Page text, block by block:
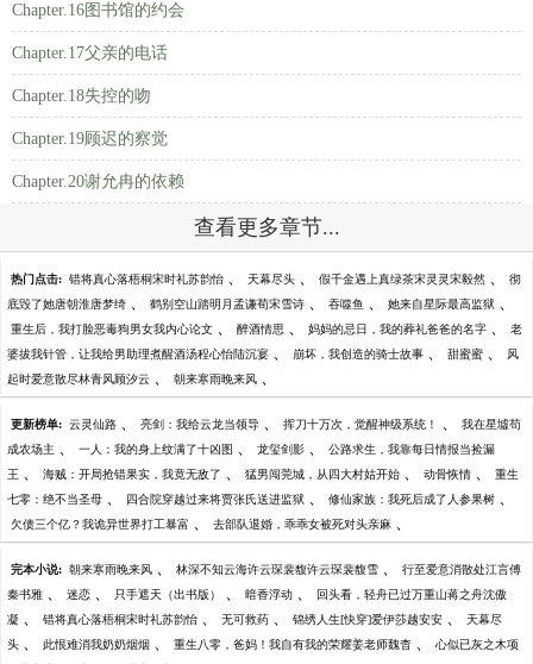
Chapter.16图书馆的约会
Chapter.17父亲的电话
Chapter.18失控的吻
Chapter.19顾迟的察觉
Chapter.20谢允冉的依赖
查看更多章节...
热门点击: 错将真心落梧桐宋时礼苏韵怡 、 天幕尽头 、 假千金遇上真绿茶宋灵灵宋毅然 、 彻
底毁了她唐朝淮唐梦绮 、 鹤别空山踏明月孟谦荀宋雪诗 、 吞噬鱼 、 她来自星际最高监狱 、
重生后，我打脸恶毒狗男女我内心论文 、 醉酒情思 、 妈妈的忌日，我的葬礼爸爸的名字 、 老
婆拔我针管，让我给男助理煮醒酒汤程心怡陆沉宴 、 崩坏，我创造的骑士故事 、 甜蜜蜜 、 风
起时爱意散尽林青风顾汐云 、 朝来寒雨晚来风 、
更新榜单: 云灵仙路 、 亮剑：我给云龙当领导 、 挥刀十万次，觉醒神级系统！ 、 我在星墟苟
成农场主 、 一人：我的身上纹满了十凶图 、 龙玺剑影 、 公路求生，我靠每日情报当捡漏
王 、 海贼：开局抢错果实，我竟无敌了 、 猛男闯莞城，从四大村姑开始 、 动骨恢情 、 重生
七零：绝不当圣母 、 四合院穿越过来将贾张氏送进监狱 、 修仙家族：我死后成了人参果树 、
欠债三个亿？我诡异世界打工暴富 、 去部队退婚，乖乖女被死对头亲麻 、
完本小说: 朝来寒雨晚来风 、 林深不知云海许云琛裴馥许云琛裴馥雪 、 行至爱意消散处江言傅
秦书雅 、 迷恋 、 只手遮天（出书版） 、 暗香浮动 、 回头看，轻舟已过万重山蒋之舟沈傲
凝 、 错将真心落梧桐宋时礼苏韵怡 、 无可救药 、 锦绣人生[快穿]爱伊莎越安安 、 天幕尽
头 、 此恨难消我奶奶烟烟 、 重生八零，爸妈！我自有我的荣耀姜老师魏杳 、 心似已灰之木项